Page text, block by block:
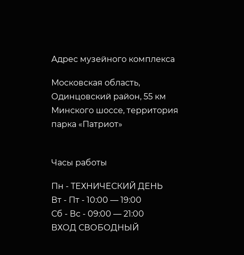
Адрес музейного комплекса
Московская область,
Одинцовский район, 55 км
Минского шоссе, территория
парка «Патриот»
Часы работы
Пн - ТЕХНИЧЕСКИЙ ДЕНЬ
Вт - Пт - 10:00 — 19:00
Сб - Вс - 09:00 — 21:00
ВХОД СВОБОДНЫЙ